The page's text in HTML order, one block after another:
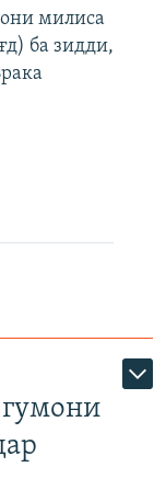
милиса
ба зидди,